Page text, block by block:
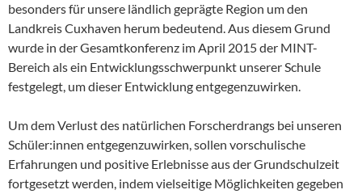
besonders für unsere ländlich geprägte Region um den
Landkreis Cuxhaven herum bedeutend. Aus diesem Grund
wurde in der Gesamtkonferenz im April 2015 der MINT-
Bereich als ein Entwicklungsschwerpunkt unserer Schule
festgelegt, um dieser Entwicklung entgegenzuwirken.
Um dem Verlust des natürlichen Forscherdrangs bei unseren
Schüler:innen entgegenzuwirken, sollen vorschulische
Erfahrungen und positive Erlebnisse aus der Grundschulzeit
fortgesetzt werden, indem vielseitige Möglichkeiten gegeben